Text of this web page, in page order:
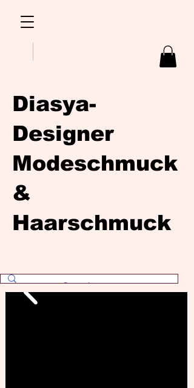
Diasya-
Designer
Modeschmuck
&
Haarschmuck